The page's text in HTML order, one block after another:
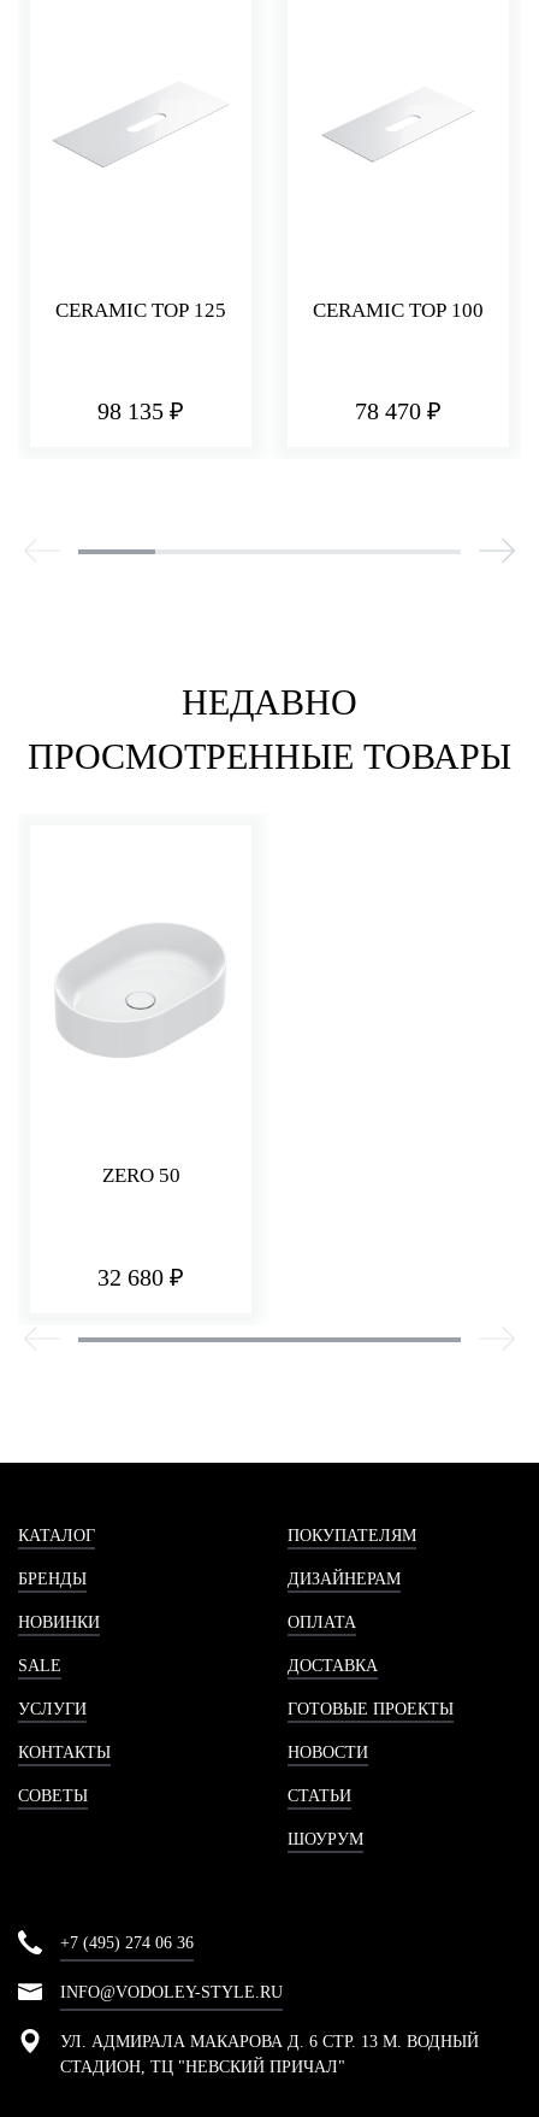
CERAMIC TOP 125
98 135 ₽
CERAMIC TOP 100
78 470 ₽
НЕДАВНО
ПРОСМОТРЕННЫЕ ТОВАРЫ
ZERO 50
32 680 ₽
КАТАЛОГ
БРЕНДЫ
НОВИНКИ
SALE
УСЛУГИ
КОНТАКТЫ
СОВЕТЫ
ПОКУПАТЕЛЯМ
ДИЗАЙНЕРАМ
ОПЛАТА
ДОСТАВКА
ГОТОВЫЕ ПРОЕКТЫ
НОВОСТИ
СТАТЬИ
ШОУРУМ
+7 (495) 274 06 36
INFO@VODOLEY-STYLE.RU
УЛ. АДМИРАЛА МАКАРОВА Д. 6 СТР. 13 М. ВОДНЫЙ
СТАДИОН, ТЦ "НЕВСКИЙ ПРИЧАЛ"